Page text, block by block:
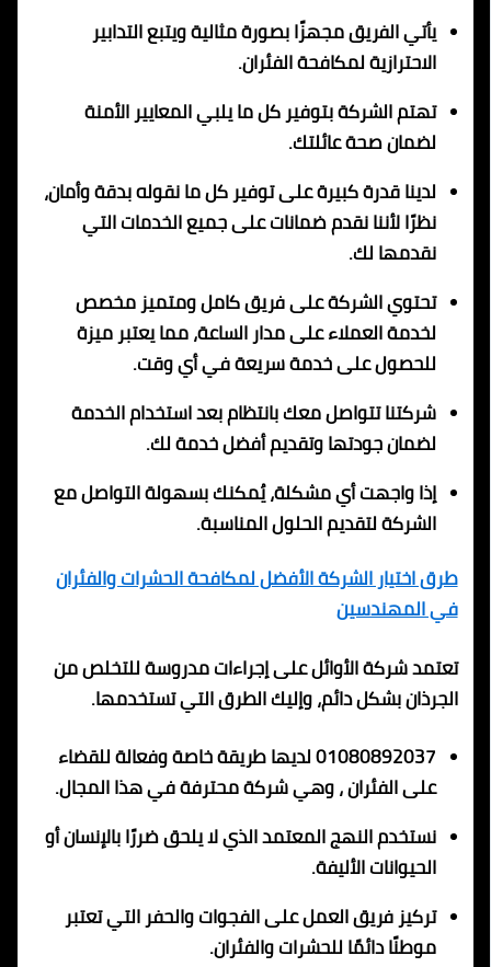
يأتي الفريق مجهزًا بصورة مثالية ويتبع التدابير
الاحترازية لمكافحة الفئران.
تهتم الشركة بتوفير كل ما يلبي المعايير الأمنة
لضمان صحة عائلتك.
لدينا قدرة كبيرة على توفير كل ما نقوله بدقة وأمان،
نظرًا لأننا نقدم ضمانات على جميع الخدمات التي
نقدمها لك.
تحتوي الشركة على فريق كامل ومتميز مخصص
لخدمة العملاء على مدار الساعة، مما يعتبر ميزة
للحصول على خدمة سريعة في أي وقت.
شركتنا تتواصل معك بانتظام بعد استخدام الخدمة
لضمان جودتها وتقديم أفضل خدمة لك.
إذا واجهت أي مشكلة، يُمكنك بسهولة التواصل مع
الشركة لتقديم الحلول المناسبة.
طرق اختيار الشركة الأفضل لمكافحة الحشرات والفئران
في المهندسين
تعتمد شركة الأوائل على إجراءات مدروسة للتخلص من
الجرذان بشكل دائم، وإليك الطرق التي تستخدمها.
01080892037 لديها طريقة خاصة وفعالة للقضاء
على الفئران ، وهي شركة محترفة في هذا المجال.
نستخدم النهج المعتمد الذي لا يلحق ضررًا بالإنسان أو
الحيوانات الأليفة.
تركيز فريق العمل على الفجوات والحفر التي تعتبر
موطنًا دائمًا للحشرات والفئران.